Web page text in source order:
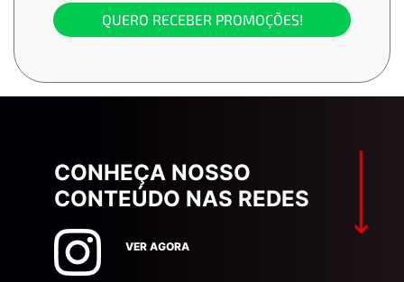
QUERO RECEBER PROMOÇÕES!
CONHEÇA NOSSO
CONTEÚDO NAS REDES
VER AGORA